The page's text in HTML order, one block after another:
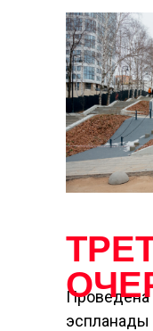
Проведена
эспланады